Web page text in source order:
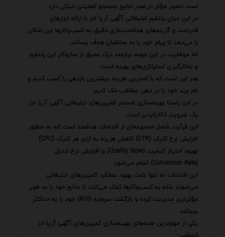
است حضور مؤثر در صدر نتایج جستجو اهمیتی حیاتی دارد.
در این میان پلتفرم تبلیغاتی آگهی آریا ادز با ارائه ابزارهای
قدرتمند و گزینه‌های هدفمندسازی دقیق به کسب‌وکارها این امکان
را می‌دهد تا پیام خود را به مخاطبان هدف برسانند.
اما موفقیت در این عرصه نیازمند درک عمیق از سازوکار این پلتفرم
و به‌کارگیری استراتژی‌های بهینه است.
هنر این است که با کمترین هزینه بیشترین بازدهی را کسب کنیم و
نام برند خود را در ذهن مخاطب حک کنیم.
در این راستا بهینه‌سازی مستمر کمپین‌های تبلیغاتی آگهی آریا ادز
یک ضرورت انکارناپذیر است.
این فرآیند شامل مجموعه‌ای از اقدامات هدفمند است که به منظور
افزایش نرخ کلیک (CTR) کاهش هزینه به ازای هر کلیک (CPC)
بهبود امتیاز کیفیت (Quality Score) و افزایش نرخ تبدیل
(Conversion Rate) انجام می‌شود.
این اقدامات نه تنها باعث بهبود عملکرد کمپین‌های تبلیغاتی
می‌شوند بلکه به کسب‌وکارها کمک می‌کنند تا منابع خود را به طور
مؤثرتری مدیریت کرده و بازگشت سرمایه (ROI) خود را به حداکثر
برسانند.
یکی از مهم‌ترین جنبه‌های بهینه‌سازی کمپین‌های آگهی آریا ادز